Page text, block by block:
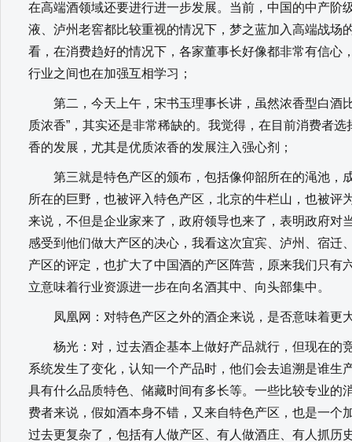
在高端酒领域还要进行进一步发展。当前，中国的中产阶
液、泸州老窖都比较重视的情况下，梦之蓝加入高端战场
看，在消费趋好的情况下，各家董事长好像都非常有信心
行业之间也在加强互相学习；
第二，今天上午，宋书玉理事长讲，虽然浓香型白酒
质浓香”，其实还是非常稀缺的。我觉得，在目前消费者
香的发展，尤其是优质浓香的发展注入强心剂；
第三就是特色产区的颁布，包括像仰韶所在的渑池，
所在的巨野，也被评入特色产区，北京的牛栏山，也被评
来说，不但是企业家来了，政府领导也来了，表明政府对
感受到他们做大产区的决心，我看这次宜宾、泸州、宿迁
产区的评定，也扩大了中国酒的产区阵营，原来我们只有
立意味着行业资源进一步在向名酒其中、向头部集中。
凤凰网：对特色产区之外的酒企来说，是否意味着更
杨光：对，过去酒企基本上做好产品就行，但现在的
系统发生了变化，认知一个产品时，他们会去追溯是谁生
具有什么品质特色、储藏时间有多长等。一些比较专业的
费者来说，假如酒本身不错，又来自特色产区，也是一个
过去更复杂了，包括有人做产区、有人做酒庄、有人抓历